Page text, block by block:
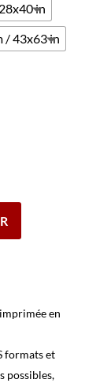
in
/ 43x63 in
en
formats et
possibles,